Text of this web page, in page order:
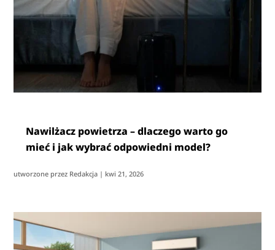
Nawilżacz powietrza – dlaczego warto go
mieć i jak wybrać odpowiedni model?
utworzone przez Redakcja | kwi 21, 2026